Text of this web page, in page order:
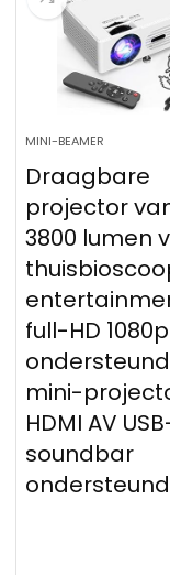
MINI-BEAMER
Draagbare
projector
3800 lumen
full-HD 1080p
mini-
HDMI AV
soundbar
ondersteund